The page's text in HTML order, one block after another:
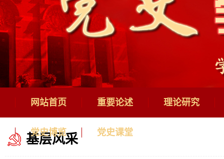
网站首页 重要论述 理论研究
党史博览 党史课堂
基层风采